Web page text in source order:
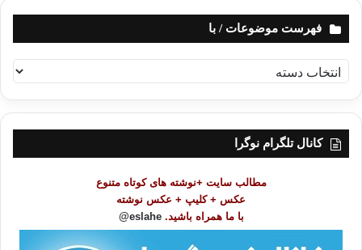
فهرست موضوعات / با
ه
ر
کانال تلگرام نوگرا
مطالب سایت +نوشته های کوتاه متنوع
عکس + کلیپ + عکس نوشته
با ما همراه باشید. eslahe@